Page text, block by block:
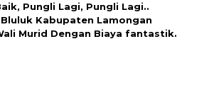
Pungli Lagi, Pungli Lagi..
Bluluk Kabupaten Lamongan
Murid Dengan Biaya fantastik.